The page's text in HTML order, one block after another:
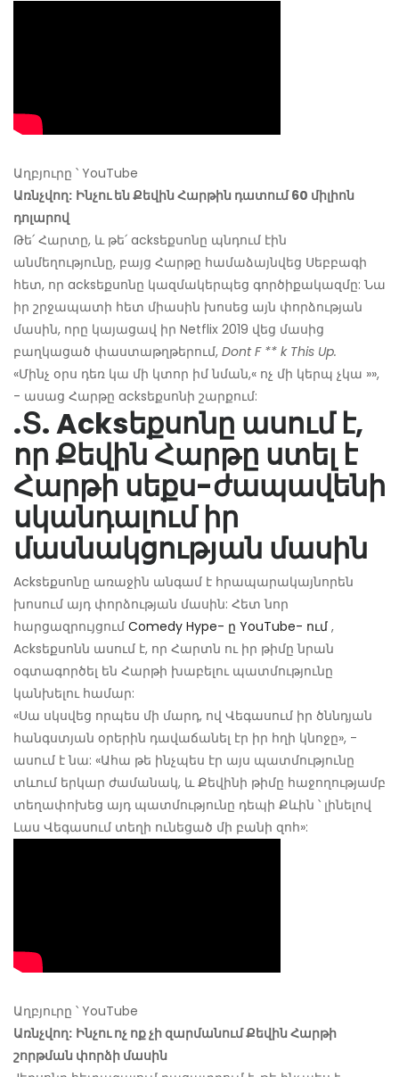
Աղբյուրը ՝ YouTube
Առնչվող: Ինչու են Քեվին Հարթին դատում 60 միլիոն
դոլարով
Թե՛ Հարտը, և թե՛ acksեքսոնը պնդում էին
անմեղությունը, բայց Հարթը համաձայնվեց Սեբբագի
հետ, որ acksեքսոնը կազմակերպեց գործիքակազմը: Նա
իր շրջապատի հետ միասին խոսեց այն փորձության
մասին, որը կայացավ իր Netflix 2019 վեց մասից
բաղկացած փաստաթղթերում, Dont F ** k This Up.
«Մինչ օրս դեռ կա մի կտոր իմ նման,« ոչ մի կերպ չկա »»,
- ասաց Հարթը acksեքսոնի շարքում:
.Տ. Acksեքսոնը ասում է,
որ Քեվին Հարթը ստել է
Հարթի սեքս-ժապավենի
սկանդալում իր
մասնակցության մասին
Acksեքսոնը առաջին անգամ է հրապարակայնորեն
խոսում այդ փորձության մասին: Հետ նոր
հարցազրույցում Comedy Hype- ը YouTube- ում ,
Acksեքսոնն ասում է, որ Հարտն ու իր թիմը նրան
օգտագործել են Հարթի խաբելու պատմությունը
կանխելու համար:
«Սա սկսվեց որպես մի մարդ, ով Վեգասում իր ծննդյան
հանգստյան օրերին դավաճանել էր իր հղի կնոջը», -
ասում է նա: «Ահա թե ինչպես էր այս պատմությունը
տևում երկար ժամանակ, և Քեվինի թիմը հաջողությամբ
տեղափոխեց այդ պատմությունը դեպի Քևին ՝ լինելով
Լաս Վեգասում տեղի ունեցած մի բանի զոհ»:
Աղբյուրը ՝ YouTube
Առնչվող: Ինչու ոչ ոք չի զարմանում Քեվին Հարթի
շորթման փորձի մասին